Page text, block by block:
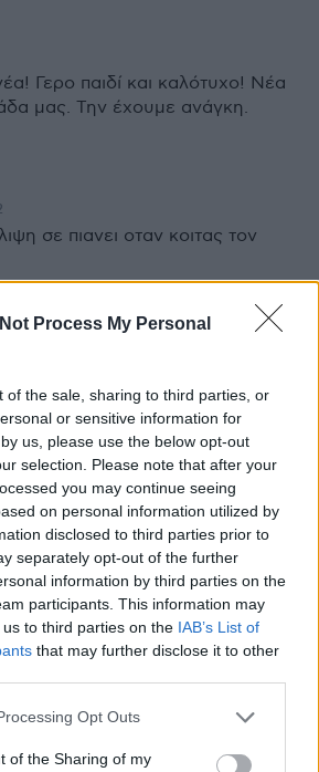
Process My Personal
of the sale, sharing to third parties, or
or sensitive information for
us, please use the below opt-out
selection. Please note that after your
you may continue seeing
on personal information utilized by
disclosed to third parties prior to
separately opt-out of the further
information by third parties on the
participants. This information may
to third parties on the IAB’s List of
that may further disclose it to other
website/app uses one or more Google
or usage behaviour. You may click to
Opt Outs
of the Sharing of my
Γερο παιδί και καλότυχο! Νέα
μας. Την έχουμε ανάγκη.
σε πιανει οταν κοιτας τον
τους. Ειναι πολυ όμορφο
να βλεπουμε νεα
παιδια να φερνουν παιδια σε
που ζουμε. Χιλια μπραβο
τους. Δειχνουν οτι η αγαπη
Δηλαδή αν ήταν άσχημα τι θα